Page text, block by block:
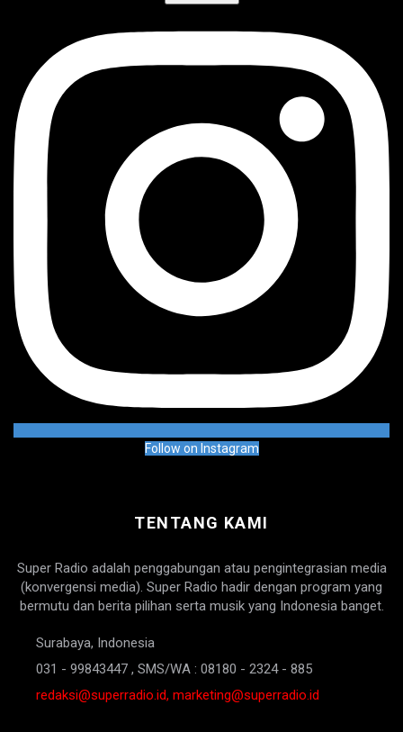
Follow on Instagram
TENTANG KAMI
Super Radio adalah penggabungan atau pengintegrasian media
(konvergensi media). Super Radio hadir dengan program yang
bermutu dan berita pilihan serta musik yang Indonesia banget.
Surabaya, Indonesia
031 - 99843447 , SMS/WA : 08180 - 2324 - 885
redaksi@superradio.id, marketing@superradio.id